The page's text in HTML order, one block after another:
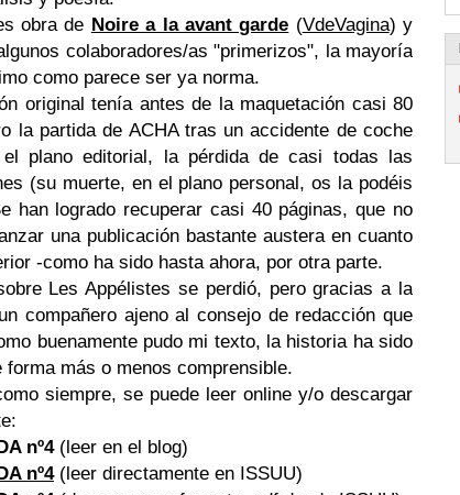
obra de Noire a la avant garde (VdeVagina) y
colaboradores/as "primerizos", la mayoría
como parece ser ya norma.
original tenía antes de la maquetación casi 80
la partida de ACHA tras un accidente de coche
plano editorial, la pérdida de casi todas las
(su muerte, en el plano personal, os la podéis
han logrado recuperar casi 40 páginas, que no
una publicación bastante austera en cuanto
-como ha sido hasta ahora, por otra parte.
Les Appélistes se perdió, pero gracias a la
compañero ajeno al consejo de redacción que
buenamente pudo mi texto, la historia ha sido
forma más o menos comprensible.
siempre, se puede leer online y/o descargar
nº4(leer en el blog)
nº4(leer directamente en ISSUU)